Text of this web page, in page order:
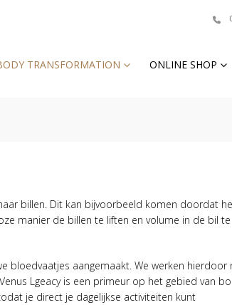
TRANSFORMATION ONLINE SHOP
billen. Dit kan bijvoorbeeld komen doordat
manier de billen te liften en volume in de bil te
bloedvaatjes aangemaakt. We werken hierdoor
Lgeacy is een primeur op het gebied van
je direct je dagelijkse activiteiten kunt